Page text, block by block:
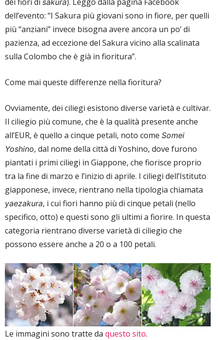
dell’evento: “I Sakura più giovani sono in fiore, per quelli
più “anziani” invece bisogna avere ancora un po’ di
pazienza, ad eccezione del Sakura vicino alla scalinata
sulla Colombo che è già in fioritura”.
Come mai queste differenze nella fioritura?
Ovviamente, dei ciliegi esistono diverse varietà e cultivar.
Il ciliegio più comune, che è la qualità presente anche
all’EUR, è quello a cinque petali, noto come Somei
Yoshino, dal nome della città di Yoshino, dove furono
piantati i primi ciliegi in Giappone, che fiorisce proprio
tra la fine di marzo e l’inizio di aprile. I ciliegi dell’Istituto
giapponese, invece, rientrano nella tipologia chiamata
yaezakura, i cui fiori hanno più di cinque petali (nello
specifico, otto) e questi sono gli ultimi a fiorire. In questa
categoria rientrano diverse varietà di ciliegio che
possono essere anche a 20 o a 100 petali.
Le immagini sono tratte da questo sito.